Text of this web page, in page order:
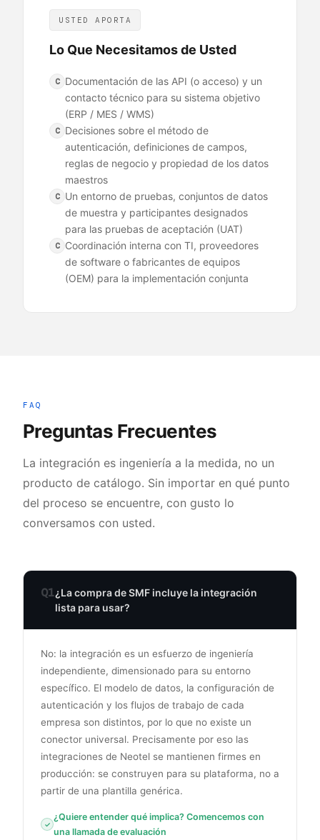
USTED APORTA
Lo Que Necesitamos de Usted
C
Documentación de las API (o acceso) y un
contacto técnico para su sistema objetivo
(ERP / MES / WMS)
C
Decisiones sobre el método de
autenticación, definiciones de campos,
reglas de negocio y propiedad de los datos
maestros
C
Un entorno de pruebas, conjuntos de datos
de muestra y participantes designados
para las pruebas de aceptación (UAT)
C
Coordinación interna con TI, proveedores
de software o fabricantes de equipos
(OEM) para la implementación conjunta
FAQ
Preguntas Frecuentes
La integración es ingeniería a la medida, no un
producto de catálogo. Sin importar en qué punto
del proceso se encuentre, con gusto lo
conversamos con usted.
Q1¿La compra de SMF incluye la integración
lista para usar?
No: la integración es un esfuerzo de ingeniería
independiente, dimensionado para su entorno
específico. El modelo de datos, la configuración de
autenticación y los flujos de trabajo de cada
empresa son distintos, por lo que no existe un
conector universal. Precisamente por eso las
integraciones de Neotel se mantienen firmes en
producción: se construyen para su plataforma, no a
partir de una plantilla genérica.
¿Quiere entender qué implica? Comencemos con
una llamada de evaluación